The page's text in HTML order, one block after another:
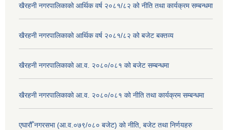
खैरहनी नगरपालिकाको आर्थिक वर्ष २०८१/८२ को नीति तथा कार्यक्रम सम्बन्धमा
खैरहनी नगरपालिकाको आर्थिक वर्ष २०८१/८२ को बजेट बक्तव्य
खैरहनी नगरपालिकाको आ.व. २०८०/०८१ को बजेट सम्बन्धमा
खैरहनी नगरपालिकाको आ.व. २०८०/०८१ को नीति तथा कार्यक्रम सम्बन्धमा
एघारौँ नगरसभा (आ.व.०७९/०८० बजेट) को नीति, बजेट तथा निर्णयहरु